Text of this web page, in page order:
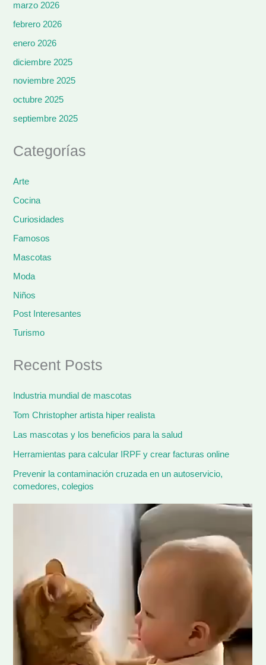
marzo 2026
febrero 2026
enero 2026
diciembre 2025
noviembre 2025
octubre 2025
septiembre 2025
Categorías
Arte
Cocina
Curiosidades
Famosos
Mascotas
Moda
Niños
Post Interesantes
Turismo
Recent Posts
Industria mundial de mascotas
Tom Christopher artista hiper realista
Las mascotas y los beneficios para la salud
Herramientas para calcular IRPF y crear facturas online
Prevenir la contaminación cruzada en un autoservicio,
comedores, colegios